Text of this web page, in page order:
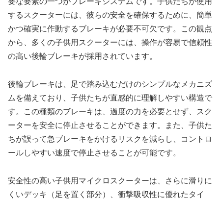
するスクーターには、彼らの安全を確保するために、簡単
かつ確実に作動するブレーキが必要不可欠です。この観点
から、多くの子供用スクーターには、操作が容易で信頼性
の高い後輪ブレーキが採用されています。
後輪ブレーキは、足で踏み込むだけのシンプルなメカニズ
ムを備えており、子供たちが直感的に理解しやすい構造で
す。この種類のブレーキは、過度の力を必要とせず、スク
ーターを安全に停止させることができます。また、子供た
ちが誤って急ブレーキをかけるリスクを減らし、コントロ
ールしやすい速度で停止させることが可能です。
安全性の高い子供用マイクロスクーターは、さらに滑りに
くいデッキ（足を置く部分）、衝撃吸収性に優れたタイ